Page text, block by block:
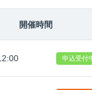
開催時間
申込受付